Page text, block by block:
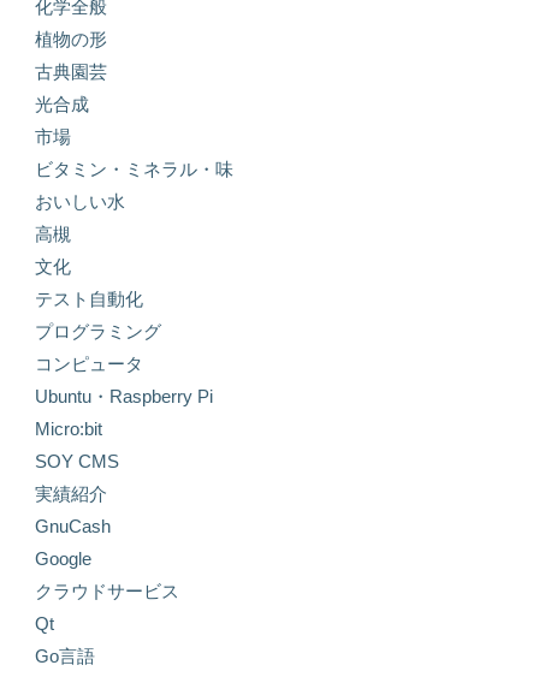
化学全般
植物の形
古典園芸
光合成
市場
ビタミン・ミネラル・味
おいしい水
高槻
文化
テスト自動化
プログラミング
コンピュータ
Ubuntu・Raspberry Pi
Micro:bit
SOY CMS
実績紹介
GnuCash
Google
クラウドサービス
Qt
Go言語